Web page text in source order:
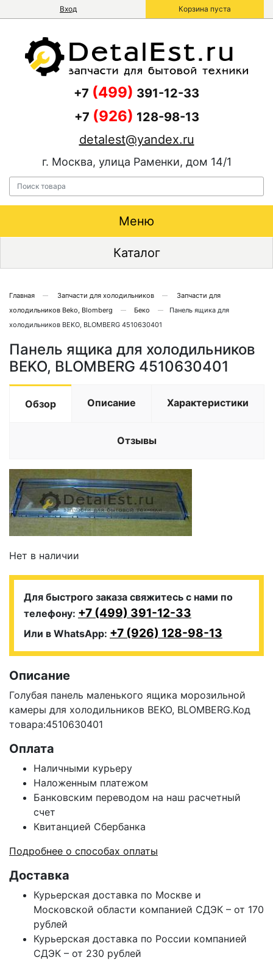
Вход Корзина пуста
+7 (499) 391-12-33
+7 (926) 128-98-13
detalest@yandex.ru
г. Москва, улица Раменки, дом 14/1
Меню
Каталог
Главная Запчасти для холодильников
Запчасти для
холодильников Beko, Blomberg
Беко
Панель ящика для
холодильников BEKO, BLOMBERG 4510630401
Панель ящика для холодильников
BEKO, BLOMBERG 4510630401
Обзор Описание Характеристики
Отзывы
Нет в наличии
Для быстрого заказа свяжитесь с нами по
телефону: +7 (499) 391-12-33
Или в WhatsApp: +7 (926) 128-98-13
Описание
Голубая панель маленького ящика морозильной
камеры для холодильников BEKO, BLOMBERG.Код
товара:4510630401
Оплата
Наличными курьеру
Наложенным платежом
Банковским переводом на наш расчетный
счет
Квитанцией Сбербанка
Подробнее о способах оплаты
Доставка
Курьерская доставка по Москве и
Московской области компанией СДЭК – от 170
рублей
Курьерская доставка по России компанией
СДЭК – от 230 рублей